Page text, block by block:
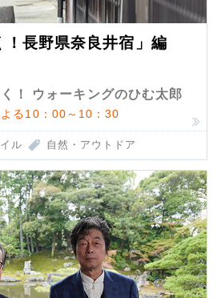
！長野県奈良井宿」編
！ ウォーキングのひむ太郎
る10：00～10：30
ル 自然・アウトドア